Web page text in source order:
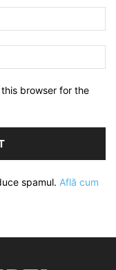
browser for the
spamul. Află cum